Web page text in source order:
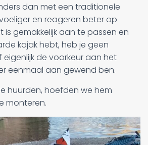
dan met een traditionele
en reageren beter op
gemakkelijk aan te passen en
kajak hebt, heb je geen
eigenlijk de voorkeur aan het
eenmaal aan gewend ben.
huurden, hoefden we hem
monteren.